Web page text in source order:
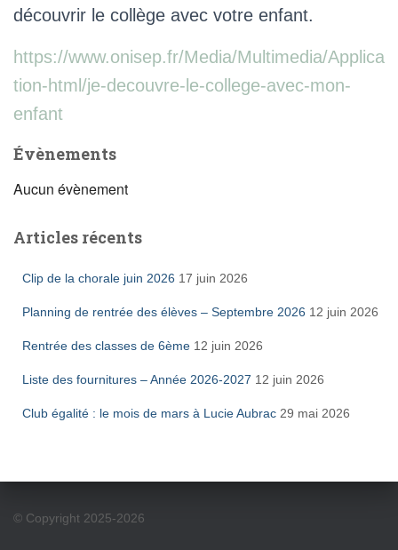
découvrir le collège avec votre enfant.
https://www.onisep.fr/Media/Multimedia/Applica
tion-html/je-decouvre-le-college-avec-mon-
enfant
Évènements
Aucun évènement
Articles récents
Clip de la chorale juin 2026 17 juin 2026
Planning de rentrée des élèves – Septembre 2026 12 juin 2026
Rentrée des classes de 6ème 12 juin 2026
Liste des fournitures – Année 2026-2027 12 juin 2026
Club égalité : le mois de mars à Lucie Aubrac 29 mai 2026
© Copyright 2025-2026